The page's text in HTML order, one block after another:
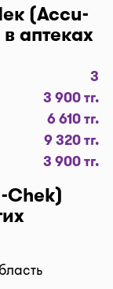
перед
I-teka!
г. Астана?
"Выбрать
цене.
данный
зависит
аптекой и
(Accu-
аптеках
3
3 900 тг.
6 610 тг.
9 320 тг.
3 900 тг.
Chek)